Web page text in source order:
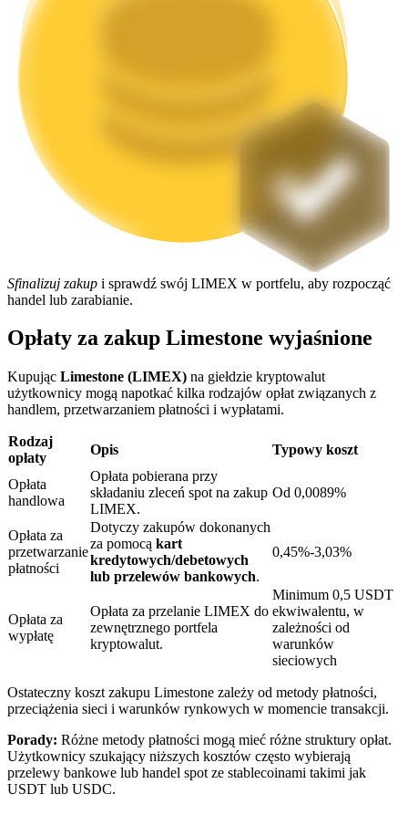
Launchpool
tokenach
Blokady BTR
Ekskluzywne inwestycje dla posiadaczy BTR
Pożyczki
Usługa pożyczek wspieranych kryptowalutami
Sfinalizuj zakup i sprawdź swój LIMEX w portfelu, aby rozpocząć
handel lub zarabianie.
Opłaty za zakup Limestone wyjaśnione
Kupując Limestone (LIMEX) na giełdzie kryptowalut
użytkownicy mogą napotkać kilka rodzajów opłat związanych z
handlem, przetwarzaniem płatności i wypłatami.
Rodzaj
opłaty
Opis Typowy koszt
Opłata
handlowa
Opłata pobierana przy
składaniu zleceń spot na zakup
LIMEX.
Od 0,0089%
Opłata za
przetwarzanie
płatności
Dotyczy zakupów dokonanych
za pomocą kart
kredytowych/debetowych
lub przelewów bankowych.
0,45%-3,03%
Opłata za
wypłatę
Opłata za przelanie LIMEX do
zewnętrznego portfela
kryptowalut.
Minimum 0,5 USDT
ekwiwalentu, w
zależności od
warunków
sieciowych
Ostateczny koszt zakupu Limestone zależy od metody płatności,
przeciążenia sieci i warunków rynkowych w momencie transakcji.
Porady: Różne metody płatności mogą mieć różne struktury opłat.
Użytkownicy szukający niższych kosztów często wybierają
przelewy bankowe lub handel spot ze stablecoinami takimi jak
USDT lub USDC.